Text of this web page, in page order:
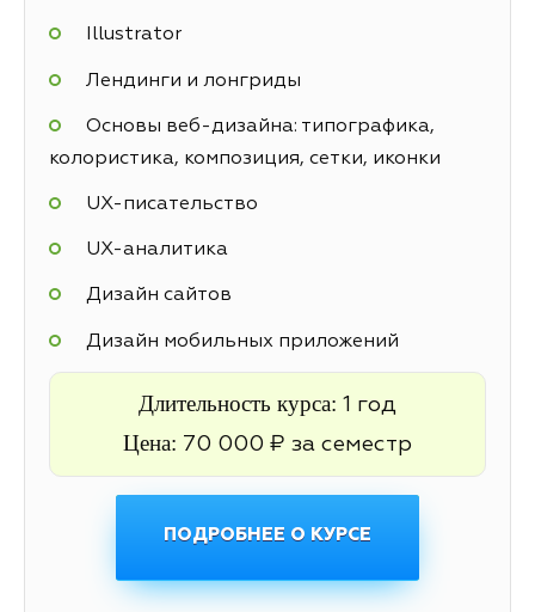
Illustrator
Лендинги и лонгриды
Основы веб-дизайна: типографика,
колористика, композиция, сетки, иконки
UX-писательство
UX-аналитика
Дизайн сайтов
Дизайн мобильных приложений
Длительность курса: 1 год
Цена: 70 000 ₽ за семестр
ПОДРОБНЕЕ О КУРСЕ